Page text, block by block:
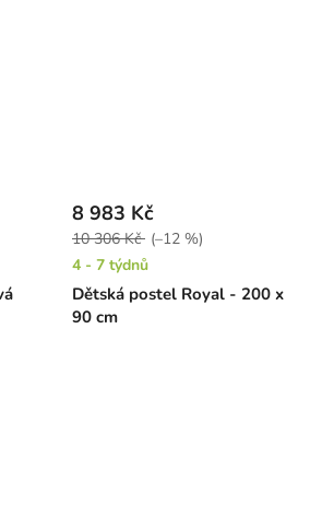
Dětská postel Royal - 200 x
90 cm
8 983 Kč
10 306 Kč (–12 %)
4 - 7 týdnů